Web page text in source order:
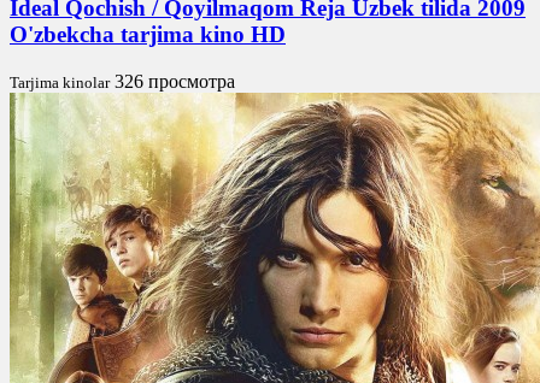
Ideal Qochish / Qoyilmaqom Reja Uzbek tilida 2009
O'zbekcha tarjima kino HD
Tarjima kinolar 326 просмотра